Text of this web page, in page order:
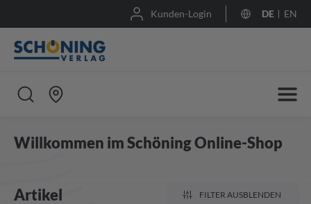
Kunden-Login DE EN
Willkommen im Schöning Online-Shop
Artikel FILTER AUSBLENDEN